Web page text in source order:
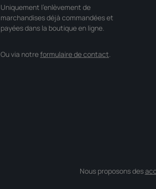
Uniquement l'enlèvement de
marchandises déjà commandées et
payées dans la boutique en ligne.
Ou via notreformulaire de contact.
Nous proposons des